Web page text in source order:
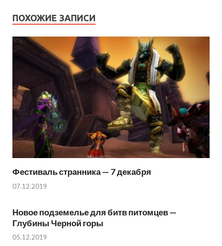
ПОХОЖИЕ ЗАПИСИ
Фестиваль странника — 7 декабря
07.12.2019
Новое подземелье для битв питомцев —
Глубины Черной горы
05.12.2019